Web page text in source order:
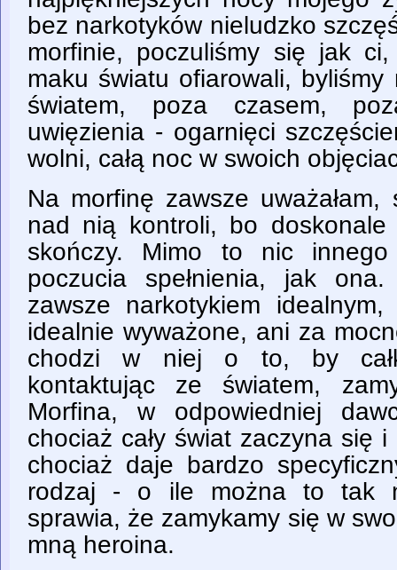
bez narkotyków nieludzko
morfinie, poczuliśmy się jak
maku światu ofiarowali,
światem, poza czasem,
uwięzienia - ogarnięci
wolni, całą noc w swoich
Na morfinę zawsze
nad nią kontroli, bo doskonale
skończy. Mimo to nic
poczucia spełnienia, jak
zawsze narkotykiem
idealnie wyważone, ani za
chodzi w niej o to, by
kontaktując ze światem,
Morfina, w odpowiedniej
chociaż cały świat zaczyna się
chociaż daje bardzo
rodzaj - o ile można to tak
sprawia, że zamykamy się w
mną heroina.